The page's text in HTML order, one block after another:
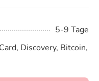
5-9 Tage
Discovery, Bitcoin,